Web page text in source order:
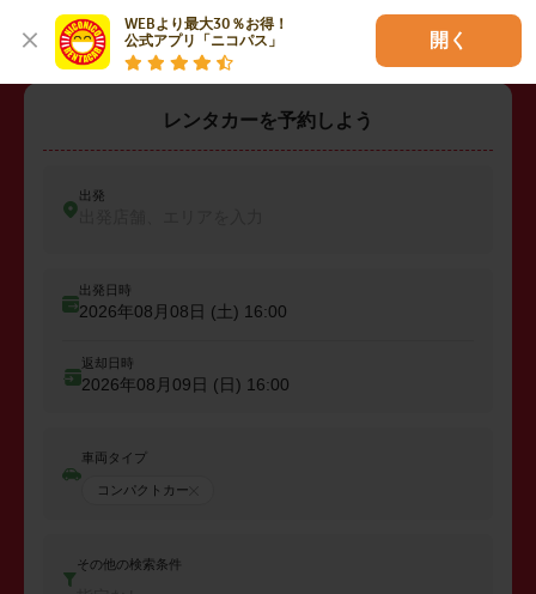
WEBより最大30％お得！
公式アプリ「ニコパス」
開く
レンタカーを予約しよう
出発
出発日時
2026年08月08日 (土) 16:00
返却日時
2026年08月09日 (日) 16:00
車両タイプ
コンパクトカー
その他の検索条件